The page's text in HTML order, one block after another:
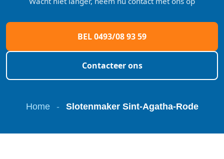
BEL 0493/08 93 59
Contacteer ons
Home - Slotenmaker Sint-Agatha-Rode